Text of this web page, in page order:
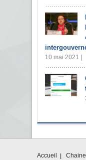
10 mai 2021 |
Accueil